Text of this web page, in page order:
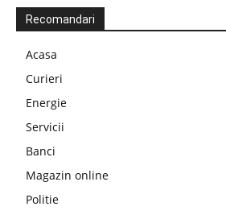
Recomandari
Acasa
Curieri
Energie
Servicii
Banci
Magazin online
Politie